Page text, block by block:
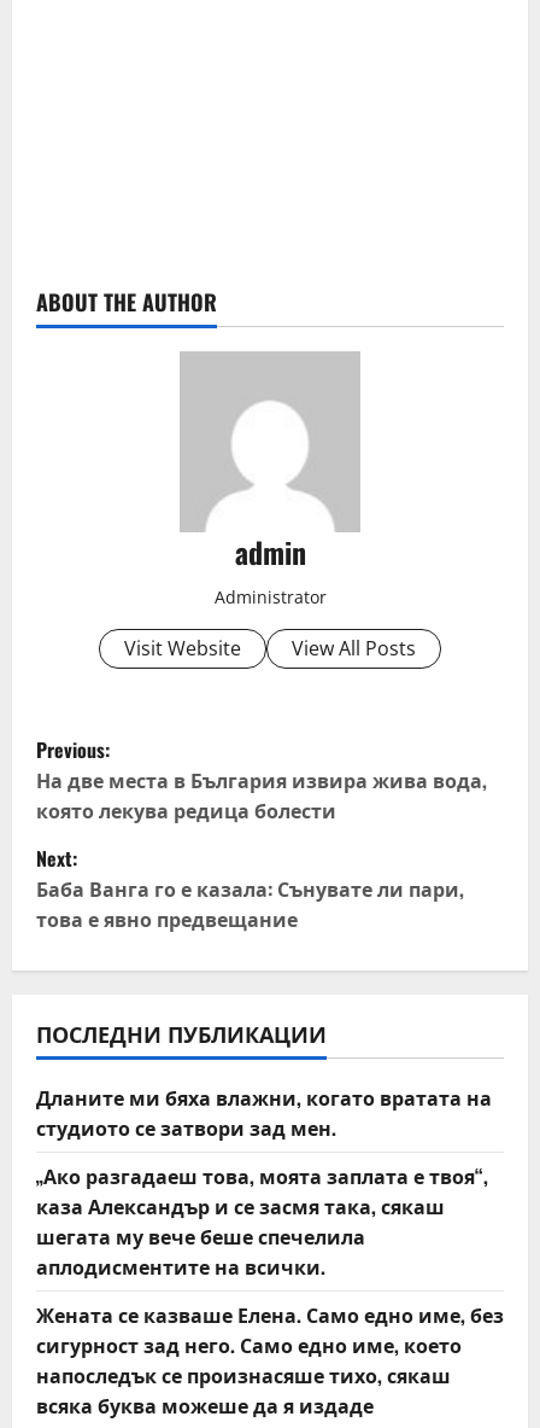
ABOUT THE AUTHOR
admin
Administrator
Visit Website View All Posts
P
o
s
t
n
v
i
g
a
t
i
o
n
Previous:
На две места в България извира жива вода,
която лекува редица болести
Next:
Баба Ванга го е казала: Сънувате ли пари,
това е явно предвещание
ПОСЛЕДНИ ПУБЛИКАЦИИ
Дланите ми бяха влажни, когато вратата на
студиото се затвори зад мен.
„Ако разгадаеш това, моята заплата е твоя“,
каза Александър и се засмя така, сякаш
шегата му вече беше спечелила
аплодисментите на всички.
Жената се казваше Елена. Само едно име, без
сигурност зад него. Само едно име, което
напоследък се произнасяше тихо, сякаш
всяка буква можеше да я издаде